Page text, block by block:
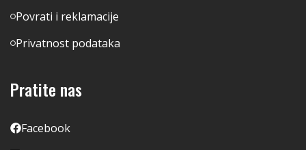
Povrati i reklamacije
Privatnost podataka
Pratite nas
Facebook